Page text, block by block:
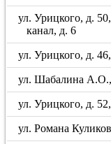
ул. Урицкого, д.
канал, д. 6
ул. Урицкого, д. 46,
ул. Шабалина
ул. Урицкого, д.
ул. Романа